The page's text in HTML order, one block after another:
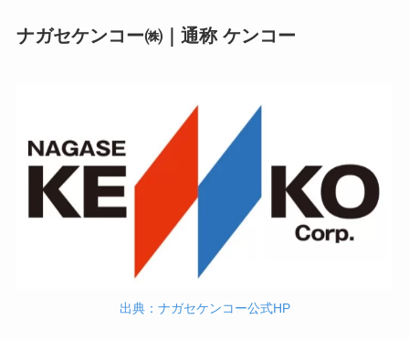
ナガセケンコー㈱｜通称 ケンコー
出典：ナガセケンコー公式HP